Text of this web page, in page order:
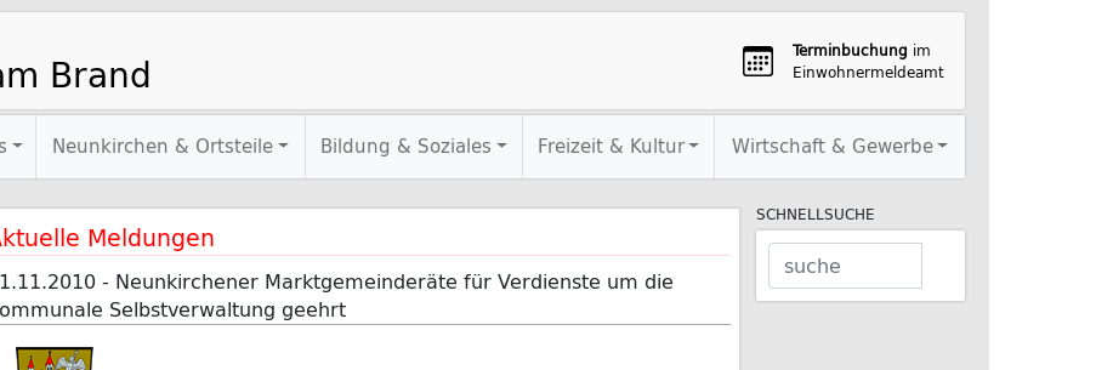
Brand Terminbuchung im
Einwohnermeldeamt
Neunkirchen & Ortsteile Bildung & Soziales Freizeit & Kultur Wirtschaft & Gewerbe
Meldungen
- Neunkirchener Marktgemeinderäte für Verdienste um die
Selbstverwaltung geehrt
SCHNELLSUCHE